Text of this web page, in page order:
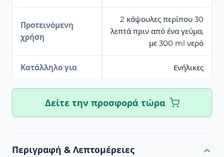
Προτεινόμενη
χρήση
2 κάψουλες περίπου 30
λεπτά πριν από ένα γεύμα,
με 300 ml νερό
Κατάλληλο για Ενήλικες
Δείτε την προσφορά τώρα
Περιγραφή & Λεπτομέρειες